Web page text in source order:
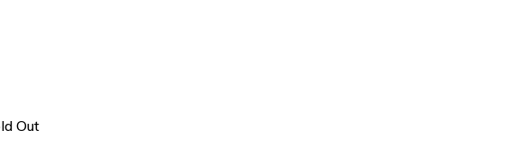
Out